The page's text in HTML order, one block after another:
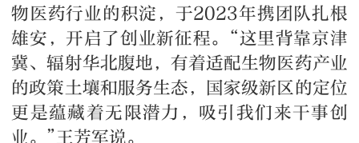
物医药行业的积淀，于2023年携团队扎根
雄安，开启了创业新征程。“这里背靠京津
冀、辐射华北腹地，有着适配生物医药产业
的政策土壤和服务生态，国家级新区的定位
更是蕴藏着无限潜力，吸引我们来干事创
业。”王芳军说。